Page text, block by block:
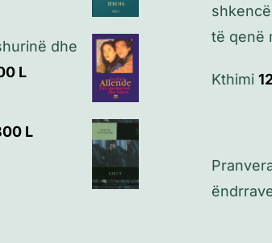
dhe
L
L
të qenë
Kthimi